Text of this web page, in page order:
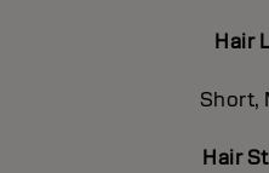
Hair
Short,
Hair